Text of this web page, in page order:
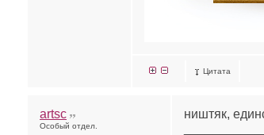
Цитата
artsc
Особый отдел.
ништяк,